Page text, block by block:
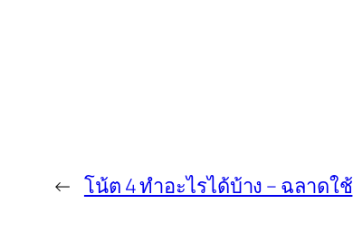
← โน้ต 4 ทำอะไรได้บ้าง – ฉลาดใช้